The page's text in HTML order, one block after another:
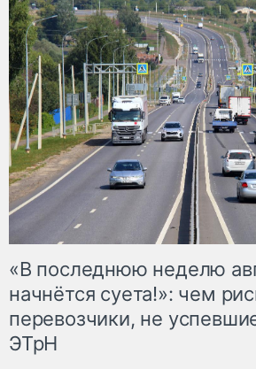
«В последнюю неделю
начнётся суета!»: чем
перевозчики, не
ЭТрН